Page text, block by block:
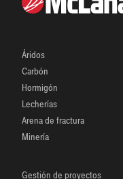
Áridos
Carbón
Hormigón
Lecherías
Arena de fractura
Minería
Gestión de proyectos